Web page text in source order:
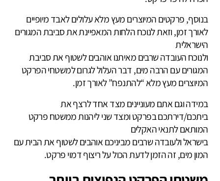
בנוסף, פרקטים המיוצרים מעץ מלא עלולים לאבד מיופיים
לאורך זמן, וזאת לנוכח הלחות המאפיינת את סביבת המגורים
הישראלית
ולנוכח העובדה שרבים מאיתנו אוהבים לשטוף את סביבת
המגורים עם הרבה מים, דבר העלול לגרום למשטחי הפרקט
המיוצרים מעץ מלא “להתנפח” לאורך זמן.
במידה וגם אתם מעוניינים מצד אחד לרצף את
ביתכם/דירתכם בפרקט ומצד שני ליהנות ממשטח פרקט
המותאם לתנאי האקלים
בישראל ולעובדה שרבים מביניכם אוהבים לשטוף את הבית עם
המון מים, זה הזמן לדעת הכול על ריצוף דמוי פרקט.